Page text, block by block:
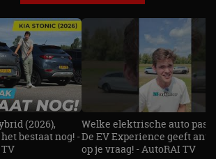
(2026),
bestaat nog! -
Welke elektrische auto past
De EV Experience geeft
op je vraag! - AutoRAI TV
Cloudflare,
Inc.
.autorai.nl
1 jaar
gebruikt
vertrouwd
te
op basis
adres van
te
essentieel
veiligheid
website
het